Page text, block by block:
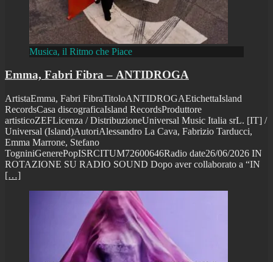
Musica, il Ritmo che Piace
Emma, Fabri Fibra – ANTIDROGA
ArtistaEmma, Fabri FibraTitoloANTIDROGAEtichettaIsland
RecordsCasa discograficaIsland RecordsProduttore
artisticoZEFLicenza / DistribuzioneUniversal Music Italia srL. [IT] /
Universal (Island)AutoriAlessandro La Cava, Fabrizio Tarducci,
Emma Marrone, Stefano
TogniniGenerePopISRCITUM72600646Radio date26/06/2026 IN
ROTAZIONE SU RADIO SOUND Dopo aver collaborato a “IN
[…]